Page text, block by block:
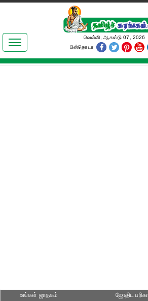
இலக்கியங்கள்
தமிழ் உலகம்
வெள்ளி, ஆகஸ்டு 07, 2026
பின்தொடர
உங்கள் ஜாதகம்
ஜோதிட